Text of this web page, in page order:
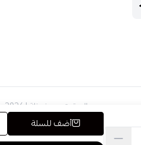
أضف للسلة
الحقوق محفوظة | 2026